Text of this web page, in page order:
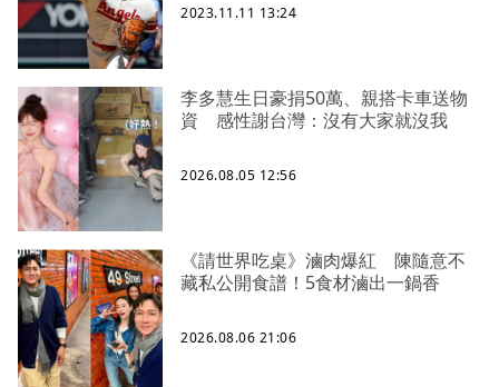
2023.11.11 13:24
李多慧生日豪捐50萬、親搭卡車送物
資 感性謝台灣：沒有大家就沒我
2026.08.05 12:56
《請世界吃桌》滷肉爆紅 陳隨意不
藏私公開食譜！5食材滷出一鍋香
2026.08.06 21:06